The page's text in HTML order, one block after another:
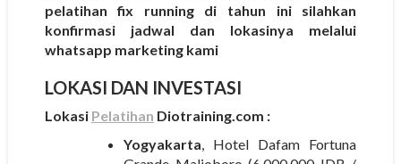
pelatihan fix running di tahun ini silahkan
konfirmasi jadwal dan lokasinya melalui
whatsapp marketing kami
LOKASI DAN INVESTASI
Lokasi Pelatihan Diotraining.com :
Yogyakarta , Hotel Dafam Fortuna